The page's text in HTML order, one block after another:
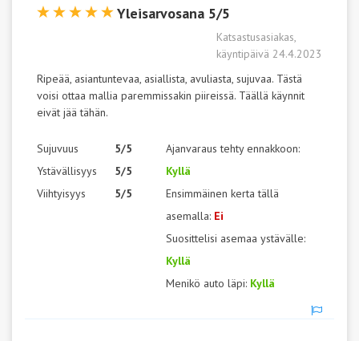
Yleisarvosana 5/5
Katsastusasiakas,
käyntipäivä 24.4.2023
Ripeää, asiantuntevaa, asiallista, avuliasta, sujuvaa. Tästä
voisi ottaa mallia paremmissakin piireissä. Täällä käynnit
eivät jää tähän.
Sujuvuus
Ystävällisyys
Viihtyisyys
5/5
5/5
5/5
Ajanvaraus tehty ennakkoon:
Kyllä
Ensimmäinen kerta tällä
asemalla: Ei
Suosittelisi asemaa ystävälle:
Kyllä
Menikö auto läpi: Kyllä